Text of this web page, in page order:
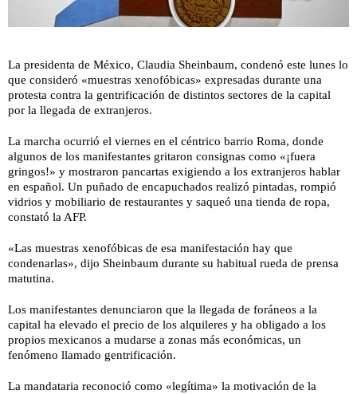
La presidenta de México, Claudia Sheinbaum, condenó este lunes lo
que consideró «muestras xenofóbicas» expresadas durante una
protesta contra la gentrificación de distintos sectores de la capital
por la llegada de extranjeros.
La marcha ocurrió el viernes en el céntrico barrio Roma, donde
algunos de los manifestantes gritaron consignas como «¡fuera
gringos!» y mostraron pancartas exigiendo a los extranjeros hablar
en español. Un puñado de encapuchados realizó pintadas, rompió
vidrios y mobiliario de restaurantes y saqueó una tienda de ropa,
constató la AFP.
«Las muestras xenofóbicas de esa manifestación hay que
condenarlas», dijo Sheinbaum durante su habitual rueda de prensa
matutina.
Los manifestantes denunciaron que la llegada de foráneos a la
capital ha elevado el precio de los alquileres y ha obligado a los
propios mexicanos a mudarse a zonas más económicas, un
fenómeno llamado gentrificación.
La mandataria reconoció como «legítima» la motivación de la